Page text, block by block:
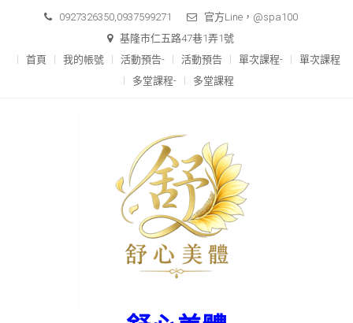
content
0927326350,0937599271
官方Line，@spa100
基隆市仁五路47巷1弄1號
首頁
我的帳號 活動預告- 活動預告 單次課程-
單次課程
多堂課程-
多堂課程